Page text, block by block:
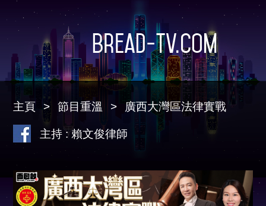
Bread-TV.com
主頁 節目重溫 廣西大灣區法律實戰
主持 : 賴文俊律師